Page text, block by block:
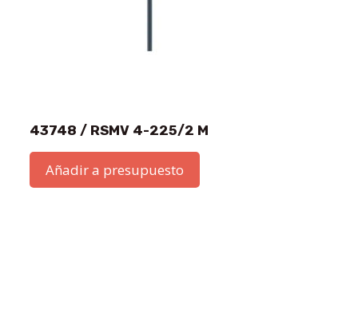
43748 / RSMV 4-225/2 M
Añadir a presupuesto